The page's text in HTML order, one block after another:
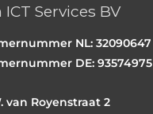
n
f
n
g
Services BV
NL: 32090647
DE: 93574975
van Royenstraat 2